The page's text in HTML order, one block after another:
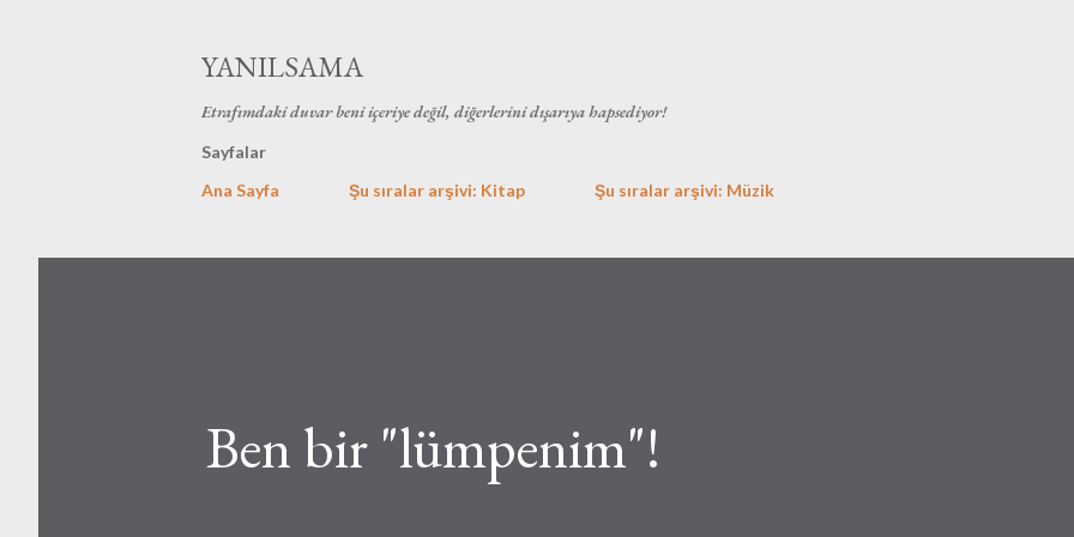
YANILSAMA
Etrafımdaki duvar beni içeriye değil, diğerlerini dışarıya hapsediyor!
Sayfalar
Ana Sayfa
Şu sıralar arşivi: Kitap Şu sıralar arşivi: Müzik
Ben bir "lümpenim"!